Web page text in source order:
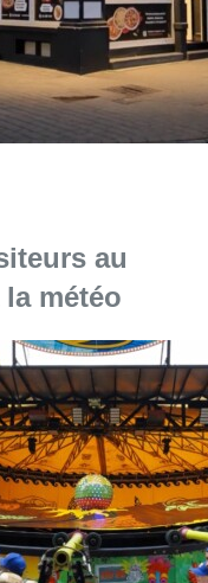
du Midi: les
mieux les